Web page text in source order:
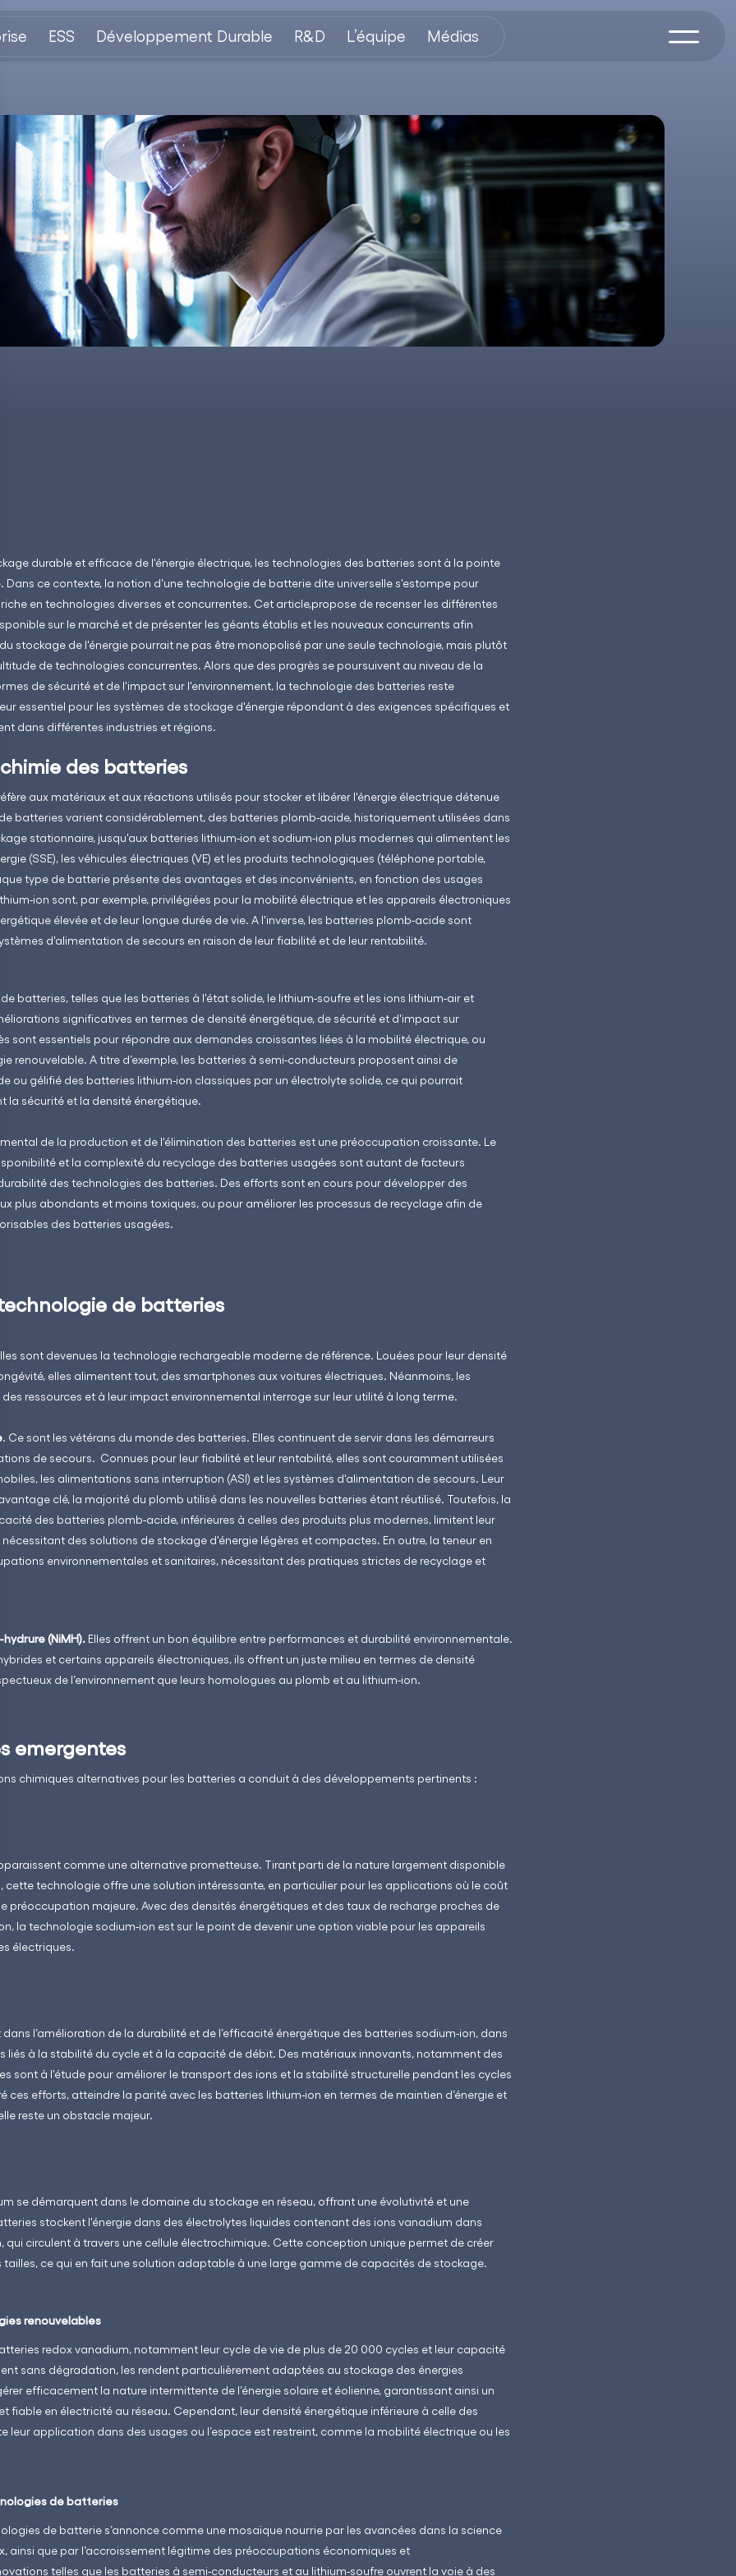
ESS Développement Durable R&D L’équipe Médias
durable et efficace de l'énergie électrique, les technologies des batteries sont à la pointe
Dans ce contexte, la notion d'une technologie de batterie dite universelle s'estompe pour
en technologies diverses et concurrentes. Cet article,propose de recenser les différentes
sur le marché et de présenter les géants établis et les nouveaux concurrents afin
du stockage de l'énergie pourrait ne pas être monopolisé par une seule technologie, mais plutôt
de technologies concurrentes. Alors que des progrès se poursuivent au niveau de la
de sécurité et de l'impact sur l'environnement, la technologie des batteries reste
essentiel pour les systèmes de stockage d'énergie répondant à des exigences spécifiques et
dans différentes industries et régions.
des batteries
aux matériaux et aux réactions utilisés pour stocker et libérer l'énergie électrique détenue
batteries varient considérablement, des batteries plomb-acide, historiquement utilisées dans
stationnaire, jusqu'aux batteries lithium-ion et sodium-ion plus modernes qui alimentent les
(SSE), les véhicules électriques (VE) et les produits technologiques (téléphone portable,
type de batterie présente des avantages et des inconvénients, en fonction des usages
ion sont, par exemple, privilégiées pour la mobilité électrique et les appareils électroniques
élevée et de leur longue durée de vie. A l'inverse, les batteries plomb-acide sont
d'alimentation de secours en raison de leur fiabilité et de leur rentabilité.
de batteries, telles que les batteries à l'état solide, le lithium-soufre et les ions lithium-air et
significatives en termes de densité énergétique, de sécurité et d'impact sur
sont essentiels pour répondre aux demandes croissantes liées à la mobilité électrique, ou
renouvelable. A titre d’exemple, les batteries à semi-conducteurs proposent ainsi de
ou gélifié des batteries lithium-ion classiques par un électrolyte solide, ce qui pourrait
la sécurité et la densité énergétique.
de la production et de l'élimination des batteries est une préoccupation croissante. Le
et la complexité du recyclage des batteries usagées sont autant de facteurs
des technologies des batteries. Des efforts sont en cours pour développer des
plus abondants et moins toxiques, ou pour améliorer les processus de recyclage afin de
des batteries usagées.
technologie de batteries
sont devenues la technologie rechargeable moderne de référence. Louées pour leur densité
elles alimentent tout, des smartphones aux voitures électriques. Néanmoins, les
des ressources et à leur impact environnemental interroge sur leur utilité à long terme.
. Ce sont les vétérans du monde des batteries. Elles continuent de servir dans les démarreurs
de secours. Connues pour leur fiabilité et leur rentabilité, elles sont couramment utilisées
les alimentations sans interruption (ASI) et les systèmes d'alimentation de secours. Leur
clé, la majorité du plomb utilisé dans les nouvelles batteries étant réutilisé. Toutefois, la
des batteries plomb-acide, inférieures à celles des produits plus modernes, limitent leur
nécessitant des solutions de stockage d'énergie légères et compactes. En outre, la teneur en
environnementales et sanitaires, nécessitant des pratiques strictes de recyclage et
(NiMH). Elles offrent un bon équilibre entre performances et durabilité environnementale.
et certains appareils électroniques, ils offrent un juste milieu en termes de densité
de l’environnement que leurs homologues au plomb et au lithium-ion.
emergentes
chimiques alternatives pour les batteries a conduit à des développements pertinents :
comme une alternative prometteuse. Tirant parti de la nature largement disponible
cette technologie offre une solution intéressante, en particulier pour les applications où le coût
préoccupation majeure. Avec des densités énergétiques et des taux de recharge proches de
la technologie sodium-ion est sur le point de devenir une option viable pour les appareils
électriques.
dans l’amélioration de la durabilité et de l’efficacité énergétique des batteries sodium-ion, dans
liés à la stabilité du cycle et à la capacité de débit. Des matériaux innovants, notamment des
sont à l'étude pour améliorer le transport des ions et la stabilité structurelle pendant les cycles
ces efforts, atteindre la parité avec les batteries lithium-ion en termes de maintien d’énergie et
reste un obstacle majeur.
se démarquent dans le domaine du stockage en réseau, offrant une évolutivité et une
stockent l'énergie dans des électrolytes liquides contenant des ions vanadium dans
qui circulent à travers une cellule électrochimique. Cette conception unique permet de créer
ce qui en fait une solution adaptable à une large gamme de capacités de stockage.
renouvelables
redox vanadium, notamment leur cycle de vie de plus de 20 000 cycles et leur capacité
sans dégradation, les rendent particulièrement adaptées au stockage des énergies
efficacement la nature intermittente de l’énergie solaire et éolienne, garantissant ainsi un
fiable en électricité au réseau. Cependant, leur densité énergétique inférieure à celle des
leur application dans des usages ou l’espace est restreint, comme la mobilité électrique ou les
de batteries
de batterie s’annonce comme une mosaïque nourrie par les avancées dans la science
ainsi que par l’accroissement légitime des préoccupations économiques et
telles que les batteries à semi-conducteurs et au lithium-soufre ouvrent la voie à des